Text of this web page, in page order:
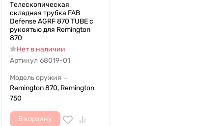
Телескопическая
складная трубка FAB
Defense AGRF 870 TUBE с
рукоятью для Remington
870
Нет в наличии
Артикул 68019-01
Модель оружия —
Remington 870, Remington
750
В корзину